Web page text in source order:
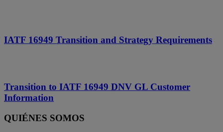
IATF 16949 Transition and Strategy Requirements
Transition to IATF 16949 DNV GL Customer
Information
QUIÉNES SOMOS